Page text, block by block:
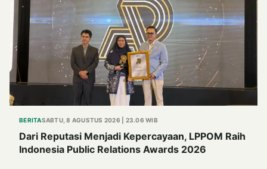
BERITASABTU, 8 AGUSTUS 2026 | 23.06 WIB
Dari Reputasi Menjadi Kepercayaan, LPPOM Raih
Indonesia Public Relations Awards 2026